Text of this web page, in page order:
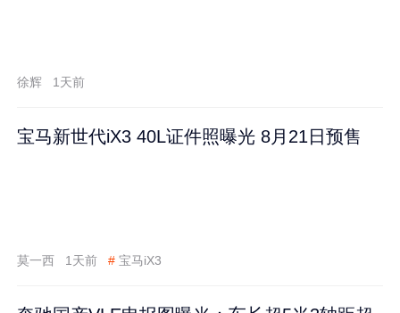
徐辉 1天前
宝马新世代iX3 40L证件照曝光 8月21日预售
莫一西 1天前 # 宝马iX3